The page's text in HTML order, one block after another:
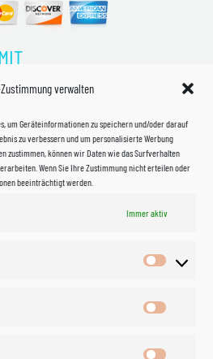
verwalten
um Geräteinformationen zu speichern und/oder darauf
zu verbessern und um personalisierte Werbung
zustimmen, können wir Daten wie das Surfverhalten
Wenn Sie Ihre Zustimmung nicht erteilen oder
beeinträchtigt werden.
Immer aktiv
Vorlieben